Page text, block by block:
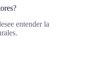
entender la